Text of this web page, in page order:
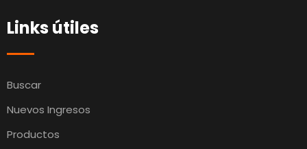
Links útiles
Buscar
Nuevos Ingresos
Productos